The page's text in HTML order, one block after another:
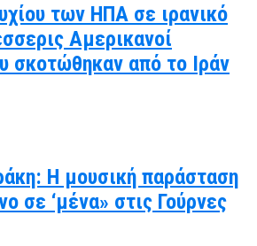
των ΗΠΑ σε ιρανικό
Αμερικανοί
σκοτώθηκαν από το Ιράν
Η μουσική παράσταση
σε ‘μένα» στις Γούρνες